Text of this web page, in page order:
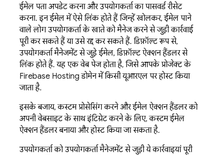
ईमेल पता अपडेट करना और उपयोगकर्ता का पासवर्ड रीसेट
करना. इन ईमेल में ऐसे लिंक होते हैं जिन्हें खोलकर, ईमेल पाने
वाले लोग उपयोगकर्ता के खाते को मैनेज करने से जुड़ी कार्रवाई
पूरी कर सकते हैं या उसे रद्द कर सकते हैं. डिफ़ॉल्ट रूप से,
उपयोगकर्ता मैनेजमेंट से जुड़े ईमेल, डिफ़ॉल्ट ऐक्शन हैंडलर से
लिंक होते हैं. यह एक वेब पेज होता है, जिसे आपके प्रोजेक्ट के
Firebase Hosting डोमेन में किसी यूआरएल पर होस्ट किया
जाता है.
इसके बजाय, कस्टम प्रोसेसिंग करने और ईमेल ऐक्शन हैंडलर को
अपनी वेबसाइट के साथ इंटिग्रेट करने के लिए, कस्टम ईमेल
ऐक्शन हैंडलर बनाया और होस्ट किया जा सकता है.
उपयोगकर्ता को उपयोगकर्ता मैनेजमेंट से जुड़ी ये कार्रवाइयां पूरी